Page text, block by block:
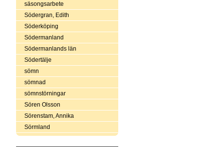
säsongsarbete
Södergran, Edith
Söderköping
Södermanland
Södermanlands län
Södertälje
sömn
sömnad
sömnstörningar
Sören Olsson
Sörenstam, Annika
Sörmland